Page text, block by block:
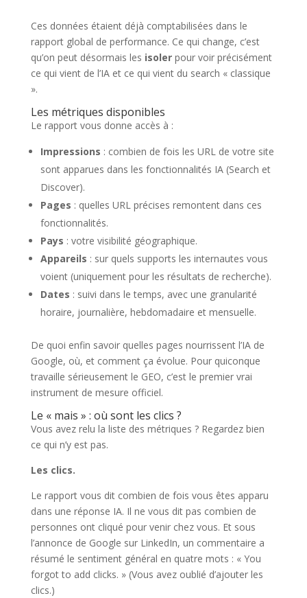
Ces données étaient déjà comptabilisées dans le
rapport global de performance. Ce qui change, c’est
qu’on peut désormais les isolerpour voir précisément
ce qui vient de l’IA et ce qui vient du search « classique
».
Les métriques disponibles
Le rapport vous donne accès à :
Impressions : combien de fois les URL de votre site
sont apparues dans les fonctionnalités IA (Search et
Discover).
Pages : quelles URL précises remontent dans ces
fonctionnalités.
Pays : votre visibilité géographique.
Appareils : sur quels supports les internautes vous
voient (uniquement pour les résultats de recherche).
Dates : suivi dans le temps, avec une granularité
horaire, journalière, hebdomadaire et mensuelle.
De quoi enfin savoir quelles pages nourrissent l’IA de
Google, où, et comment ça évolue. Pour quiconque
travaille sérieusement le GEO, c’est le premier vrai
instrument de mesure officiel.
Le « mais » : où sont les clics ?
Vous avez relu la liste des métriques ? Regardez bien
ce qui n’y est pas.
Les clics.
Le rapport vous dit combien de fois vous êtes apparu
dans une réponse IA. Il ne vous dit pas combien de
personnes ont cliqué pour venir chez vous. Et sous
l’annonce de Google sur LinkedIn, un commentaire a
résumé le sentiment général en quatre mots : « You
forgot to add clicks. » (Vous avez oublié d’ajouter les
clics.)